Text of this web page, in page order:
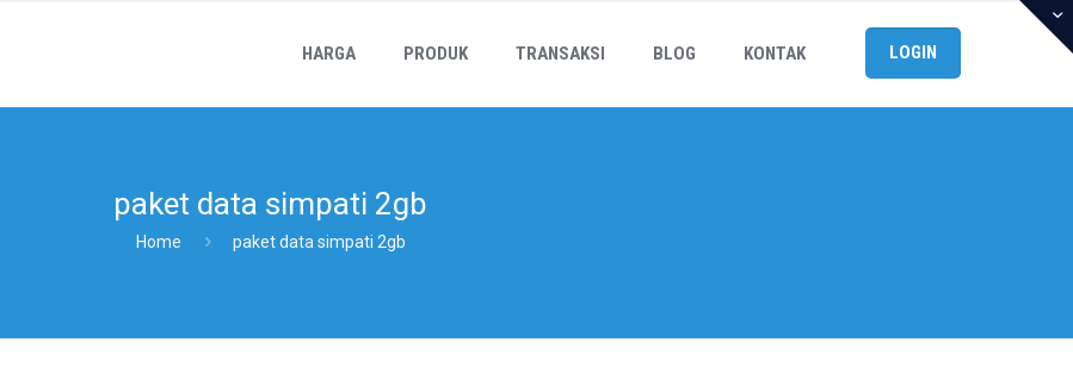
HARGA PRODUK TRANSAKSI BLOG KONTAK LOGIN
paket data simpati 2gb
Home paket data simpati 2gb